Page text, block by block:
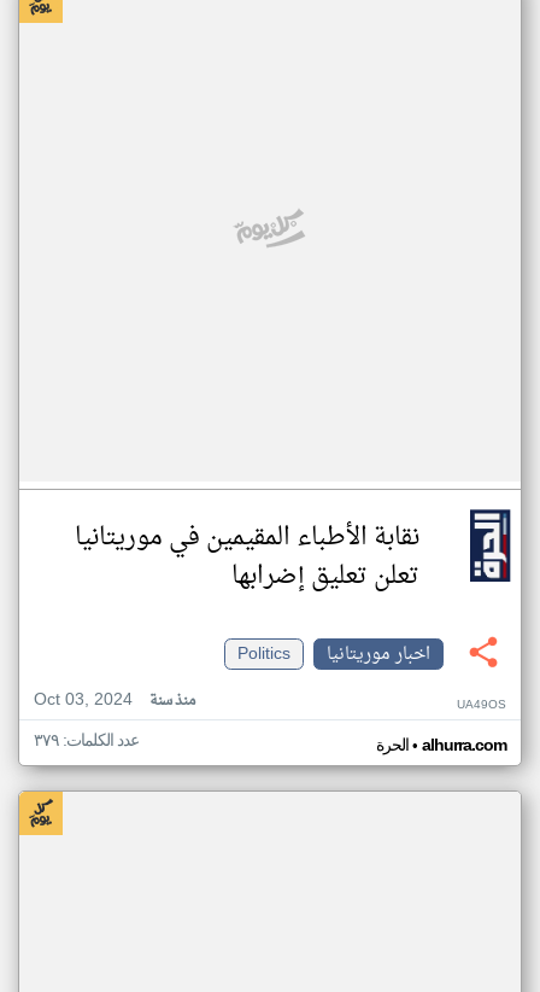
نقابة الأطباء المقيمين في موريتانيا
تعلن تعليق إضرابها
اخبار موريتانيا
Politics
Oct 03, 2024
منذ سنة UA49OS
الحرة• alhurra.com عدد الكلمات: ٣٧٩